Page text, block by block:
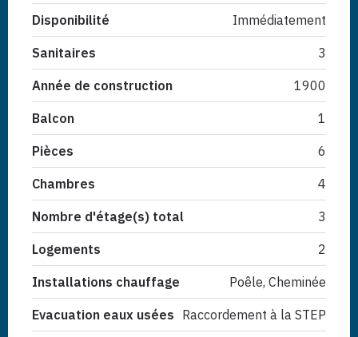
Disponibilité Immédiatement
Sanitaires 3
Année de construction 1900
Balcon 1
Pièces 6
Chambres 4
Nombre d'étage(s) total 3
Logements 2
Installations chauffage Poêle, Cheminée
Evacuation eaux usées Raccordement à la STEP